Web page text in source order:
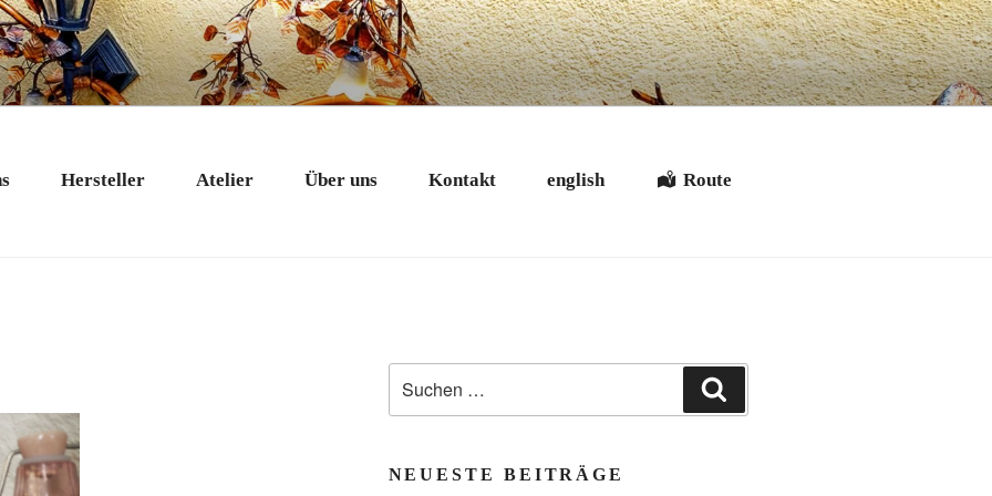
EXKLUSIV
in Bad Tölz
Hersteller Atelier Über uns Kontakt english Route
nach:
NEUESTE BEITRÄGE